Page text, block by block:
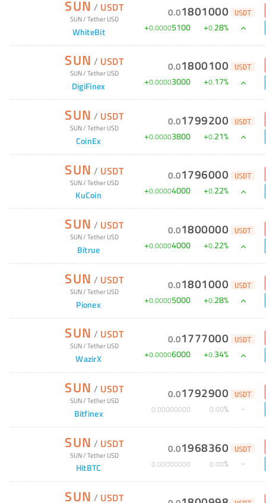
SUN / USDT
SUN/Tether USD
WhiteBit
0.01801000 USDT
+0.00005100 +0.28%
SUN / USDT
SUN/Tether USD
DigiFinex
0.01800100 USDT
+0.00003000 +0.17%
SUN / USDT
SUN/Tether USD
CoinEx
0.01799200 USDT
+0.00003800 +0.21%
SUN / USDT
SUN/Tether USD
KuCoin
0.01796000 USDT
+0.00004000 +0.22%
SUN / USDT
SUN/Tether USD
Bitrue
0.01800000 USDT
+0.00004000 +0.22%
SUN / USDT
SUN/Tether USD
Pionex
0.01801000 USDT
+0.00005000 +0.28%
SUN / USDT
SUN/Tether USD
WazirX
0.01777000 USDT
+0.00006000 +0.34%
SUN / USDT
SUN/Tether USD
Bitfinex
0.01792900 USDT
0.00000000 0.00%
SUN / USDT
SUN/Tether USD
HitBTC
0.01968360 USDT
0.00000000 0.00%
SUN / USDT